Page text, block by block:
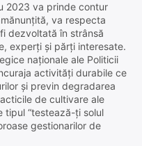
2023 va prinde contur
va respecta
dezvoltată în strânsă
experți și părți interesate.
naționale ale Politicii
activități durabile ce
și previn degradarea
de cultivare ale
tipul “testează-ți solul
gestionarilor de